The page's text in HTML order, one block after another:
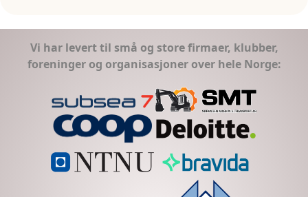
Vi har levert til små og store firmaer, klubber,
foreninger og organisasjoner over hele Norge: